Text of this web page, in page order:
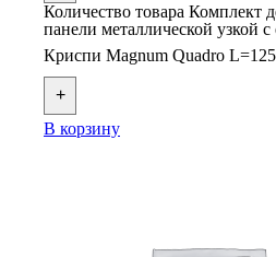
Количество товара Комплект
панели металлической узкой
Криспи Magnum Quadro
+
В корзину